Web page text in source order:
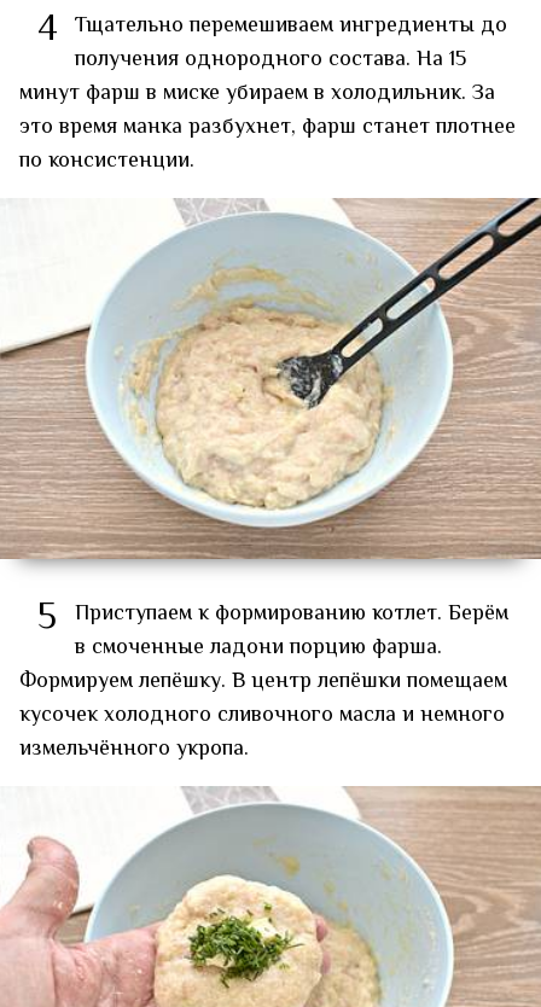
4 Тщательно перемешиваем ингредиенты до
получения однородного состава. На 15
минут фарш в миске убираем в холодильник. За
это время манка разбухнет, фарш станет плотнее
по консистенции.
5 Приступаем к формированию котлет. Берём
в смоченные ладони порцию фарша.
Формируем лепёшку. В центр лепёшки помещаем
кусочек холодного сливочного масла и немного
измельчённого укропа.